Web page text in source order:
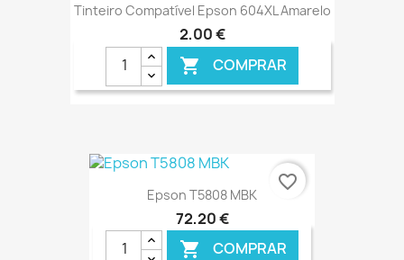
Tinteiro Compatível Epson 604XL Amarelo
2,00 €
 COMPRAR
Epson T5808 MBK
72,20 €
 COMPRAR
favorite_border